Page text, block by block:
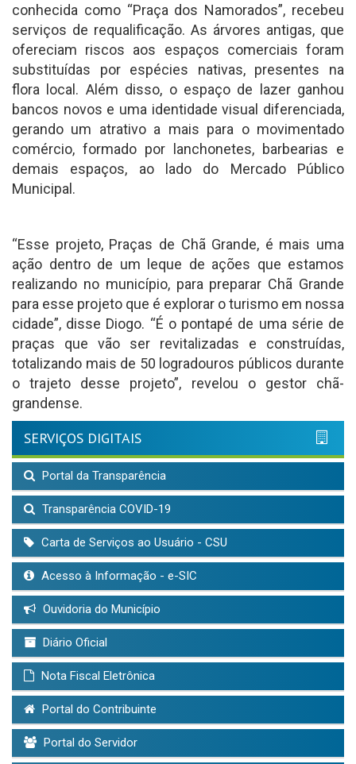
conhecida como “Praça dos Namorados”, recebeu
serviços de requalificação. As árvores antigas, que
ofereciam riscos aos espaços comerciais foram
substituídas por espécies nativas, presentes na
flora local. Além disso, o espaço de lazer ganhou
bancos novos e uma identidade visual diferenciada,
gerando um atrativo a mais para o movimentado
comércio, formado por lanchonetes, barbearias e
demais espaços, ao lado do Mercado Público
Municipal.
“Esse projeto, Praças de Chã Grande, é mais uma
ação dentro de um leque de ações que estamos
realizando no município, para preparar Chã Grande
para esse projeto que é explorar o turismo em nossa
cidade”, disse Diogo. “É o pontapé de uma série de
praças que vão ser revitalizadas e construídas,
totalizando mais de 50 logradouros públicos durante
o trajeto desse projeto”, revelou o gestor chã-
grandense.
SERVIÇOS DIGITAIS
Portal da Transparência
Transparência COVID-19
Carta de Serviços ao Usuário - CSU
Acesso à Informação - e-SIC
Ouvidoria do Município
Diário Oficial
Nota Fiscal Eletrônica
Portal do Contribuinte
Portal do Servidor